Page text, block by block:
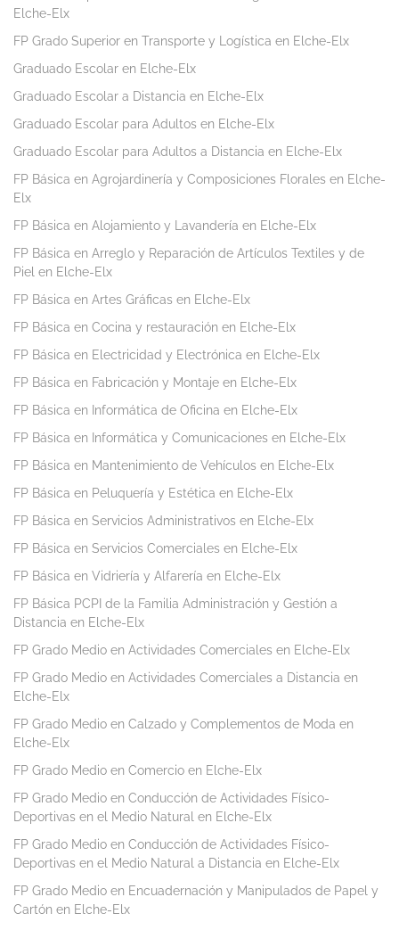
Elche-Elx
FP Grado Superior en Transporte y Logística en Elche-Elx
Graduado Escolar en Elche-Elx
Graduado Escolar a Distancia en Elche-Elx
Graduado Escolar para Adultos en Elche-Elx
Graduado Escolar para Adultos a Distancia en Elche-Elx
FP Básica en Agrojardinería y Composiciones Florales en Elche-
Elx
FP Básica en Alojamiento y Lavandería en Elche-Elx
FP Básica en Arreglo y Reparación de Artículos Textiles y de
Piel en Elche-Elx
FP Básica en Artes Gráficas en Elche-Elx
FP Básica en Cocina y restauración en Elche-Elx
FP Básica en Electricidad y Electrónica en Elche-Elx
FP Básica en Fabricación y Montaje en Elche-Elx
FP Básica en Informática de Oficina en Elche-Elx
FP Básica en Informática y Comunicaciones en Elche-Elx
FP Básica en Mantenimiento de Vehículos en Elche-Elx
FP Básica en Peluquería y Estética en Elche-Elx
FP Básica en Servicios Administrativos en Elche-Elx
FP Básica en Servicios Comerciales en Elche-Elx
FP Básica en Vidriería y Alfarería en Elche-Elx
FP Básica PCPI de la Familia Administración y Gestión a
Distancia en Elche-Elx
FP Grado Medio en Actividades Comerciales en Elche-Elx
FP Grado Medio en Actividades Comerciales a Distancia en
Elche-Elx
FP Grado Medio en Calzado y Complementos de Moda en
Elche-Elx
FP Grado Medio en Comercio en Elche-Elx
FP Grado Medio en Conducción de Actividades Físico-
Deportivas en el Medio Natural en Elche-Elx
FP Grado Medio en Conducción de Actividades Físico-
Deportivas en el Medio Natural a Distancia en Elche-Elx
FP Grado Medio en Encuadernación y Manipulados de Papel y
Cartón en Elche-Elx